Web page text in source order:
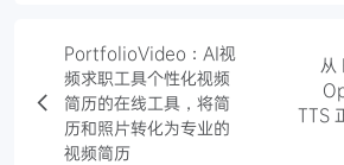
PortfolioVideo：AI视
频求职工具个性化视频
简历的在线工具，将简
历和照片转化为专业的
视频简历
从
TTS